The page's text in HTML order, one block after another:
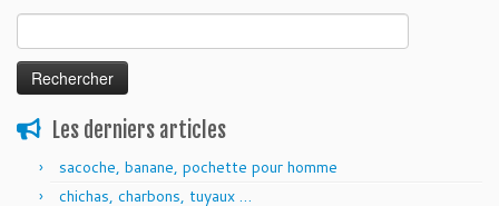
Les derniers articles
sacoche, banane, pochette pour homme
chichas, charbons, tuyaux …